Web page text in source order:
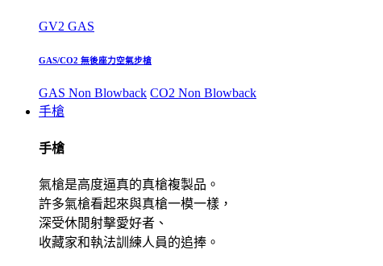
GV2 GAS
GAS/CO2 無後座力空氣步槍
GAS Non Blowback CO2 Non Blowback
手槍
手槍
氣槍是高度逼真的真槍複製品。
許多氣槍看起來與真槍一模一樣，
深受休閒射擊愛好者、
收藏家和執法訓練人員的追捧。